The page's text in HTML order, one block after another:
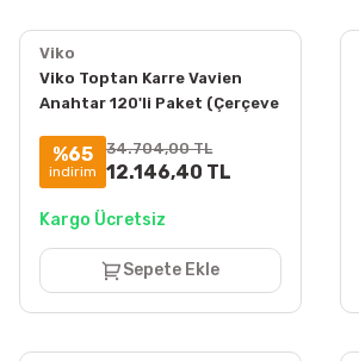
Viko
Viko Toptan Karre Vavien
Anahtar 120'li Paket (Çerçeve
%65
indirim
34.704,00 TL
12.146,40 TL
Kargo Ücretsiz
Sepete Ekle